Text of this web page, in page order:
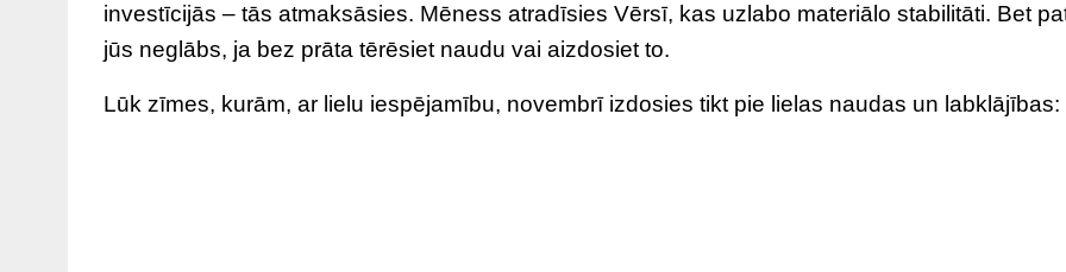
investīcijās – tās atmaksāsies. Mēness atradīsies Vērsī, kas uzlabo materiālo stabilitāti. Bet
jūs neglābs, ja bez prāta tērēsiet naudu vai aizdosiet to.
Lūk zīmes, kurām, ar lielu iespējamību, novembrī izdosies tikt pie lielas naudas un labklājības: